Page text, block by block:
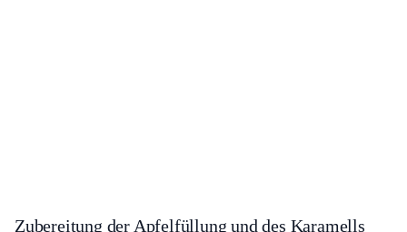
Zubereitung der Apfelfüllung und des Karamells